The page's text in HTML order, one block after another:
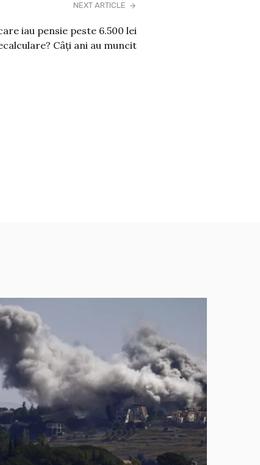
NEXT ARTICLE
iau pensie peste 6.500 lei
Câți ani au muncit